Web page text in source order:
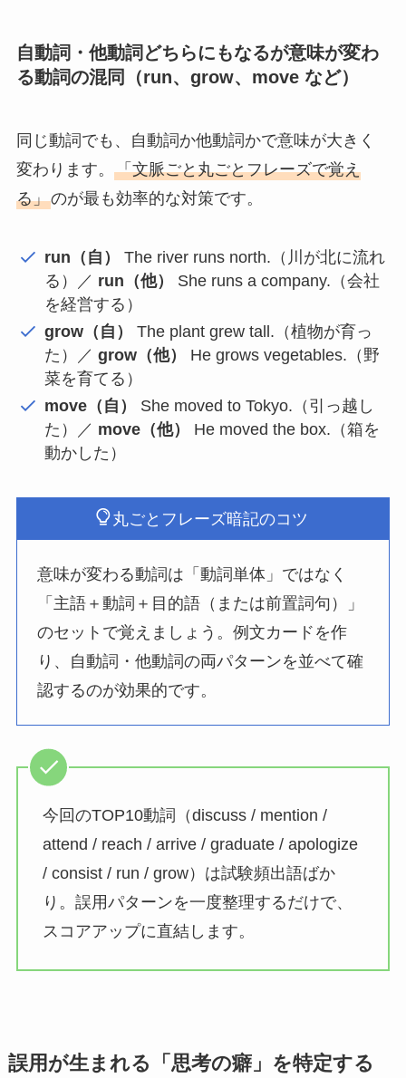
自動詞・他動詞どちらにもなるが意味が変わ
る動詞の混同（run、grow、move など）
同じ動詞でも、自動詞か他動詞かで意味が大きく
変わります。 「文脈ごと丸ごとフレーズで覚え
る」のが最も効率的な対策です。
run（自）
The river runs north.（川が北に流れ
る）／ run（他）
She runs a company.（会社
を経営する）
grow（自）
The plant grew tall.（植物が育っ
た）／grow（他）
He grows vegetables.（野
菜を育てる）
move（自）
She moved to Tokyo.（引っ越し
た）／ move（他）
He moved the box.（箱を
動かした）
丸ごとフレーズ暗記のコツ
意味が変わる動詞は「動詞単体」ではなく
「主語＋動詞＋目的語（または前置詞句）」
のセットで覚えましょう。例文カードを作
り、自動詞・他動詞の両パターンを並べて確
認するのが効果的です。
今回のTOP10動詞（discuss / mention /
attend / reach / arrive / graduate / apologize
/ consist / run / grow）は試験頻出語ばか
り。誤用パターンを一度整理するだけで、
スコアアップに直結します。
誤用が生まれる「思考の癖」を特定する